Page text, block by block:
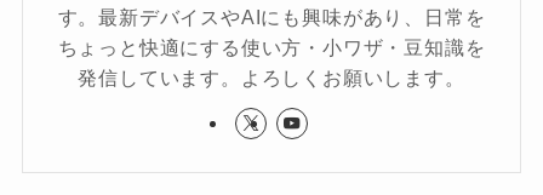
す。最新デバイスやAIにも興味があり、日常を
ちょっと快適にする使い方・小ワザ・豆知識を
発信しています。よろしくお願いします。